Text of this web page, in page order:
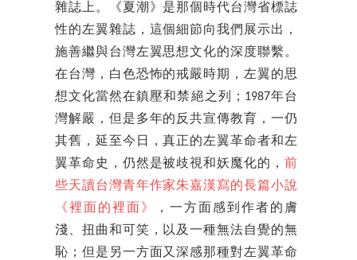
雜誌上。《夏潮》是那個時代台灣省標誌
性的左翼雜誌，這個細節向我們展示出，
施善繼與台灣左翼思想文化的深度聯繫。
在台灣，白色恐怖的戒嚴時期，左翼的思
想文化當然在鎮壓和禁絕之列；1987年台
灣解嚴，但是多年的反共宣傳教育，一仍
其舊，延至今日，真正的左翼革命者和左
翼革命史，仍然是被歧視和妖魔化的， 前
些天讀台灣青年作家朱嘉漢寫的長篇小說
《裡面的裡面》
，一方面感到作者的膚
淺、扭曲和可笑，以及一種無法自覺的無
恥；但是另一方面又深感那種對左翼革命